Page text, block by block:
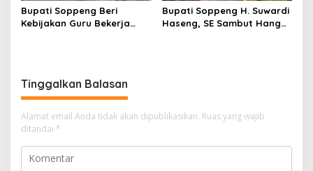
Bupati Soppeng Beri
Kebijakan Guru Bekerja
Bupati Soppeng H. Suwardi
Haseng, SE Sambut Hangat
Tinggalkan Balasan
Alamat email Anda tidak akan dipublikasikan. Ruas yang wajib
ditandai *